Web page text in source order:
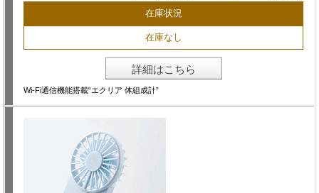
在庫状況
在庫なし
詳細はこちら
Wi-Fi通信機能搭載“エクリア 体組成計”